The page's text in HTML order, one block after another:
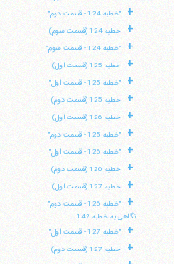
+ "خطبه 124 - قسمت دوم"
+ خطبه 124 (قسمت سوم)
+ "خطبه 124 - قسمت سوم"
+ خطبه 125 (قسمت اول)
+ "خطبه 125 - قسمت اول"
+ خطبه 125 (قسمت دوم)
+ خطبه 126 (قسمت اول)
+ "خطبه 125 - قسمت دوم"
+ "خطبه 126 - قسمت اول"
+ خطبه 126 (قسمت دوم)
+ خطبه 127 (قسمت اول)
+
"خطبه 126 - قسمت دوم"
نگاهی به خطبه 142
+ "خطبه 127 - قسمت اول"
+ خطبه 127 (قسمت دوم)